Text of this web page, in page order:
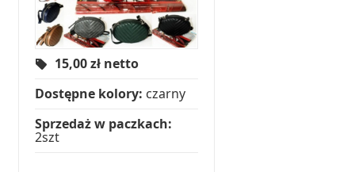
15,00zł netto
Dostępne kolory: czarny
Sprzedaż w paczkach:
2szt